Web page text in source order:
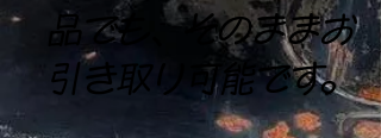
品でも、そのままお
引き取り可能です。